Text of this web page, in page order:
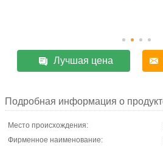
Лучшая цена
Подробная информация о
Место происхождения:
Фирменное наименование: